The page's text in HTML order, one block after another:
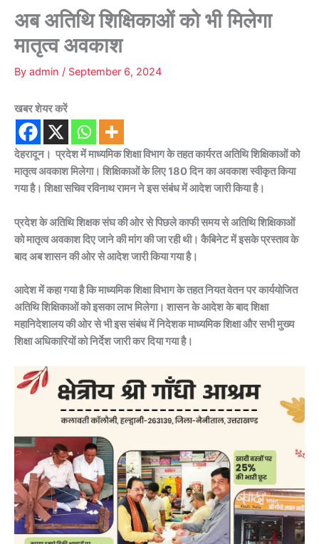
अब अतिथि शिक्षिकाओं को भी मिलेगा
मातृत्व अवकाश
By admin / September 6, 2024
खबर शेयर करें
देहरादून। प्रदेश में माध्यमिक शिक्षा विभाग के तहत कार्यरत अतिथि शिक्षिकाओं को
मातृत्व अवकाश मिलेगा। शिक्षिकाओं के लिए 180 दिन का अवकाश स्वीकृत किया
गया है। शिक्षा सचिव रविनाथ रामन ने इस संबंध में आदेश जारी किया है।
प्रदेश के अतिथि शिक्षक संघ की ओर से पिछले काफी समय से अतिथि शिक्षिकाओं
को मातृत्व अवकाश दिए जाने की मांग की जा रही थी। कैबिनेट में इसके प्रस्ताव के
बाद अब शासन की ओर से आदेश जारी किया गया है।
आदेश में कहा गया है कि माध्यमिक शिक्षा विभाग के तहत नियत वेतन पर कार्ययोजित
अतिथि शिक्षिकाओं को इसका लाभ मिलेगा। शासन के आदेश के बाद शिक्षा
महानिदेशालय की ओर से भी इस संबंध में निदेशक माध्यमिक शिक्षा और सभी मुख्य
शिक्षा अधिकारियों को निर्देश जारी कर दिया गया है।